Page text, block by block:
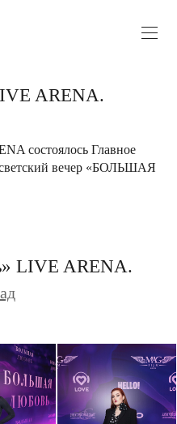
ARENA.
состоялось Главное
вечер «БОЛЬШАЯ
LIVE ARENA.